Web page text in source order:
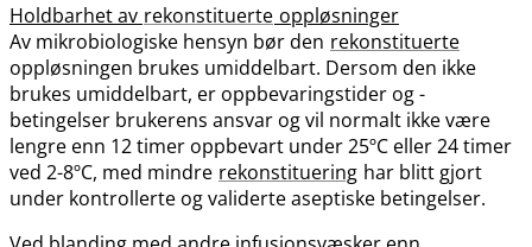
Holdbarhet av rekonstituerte oppløsninger
Av mikrobiologiske hensyn bør den rekonstituerte
oppløsningen brukes umiddelbart. Dersom den ikke
brukes umiddelbart, er oppbevaringstider og -
betingelser brukerens ansvar og vil normalt ikke være
lengre enn 12 timer oppbevart under 25ºC eller 24 timer
ved 2-8ºC, med mindre rekonstituering har blitt gjort
under kontrollerte og validerte aseptiske betingelser.